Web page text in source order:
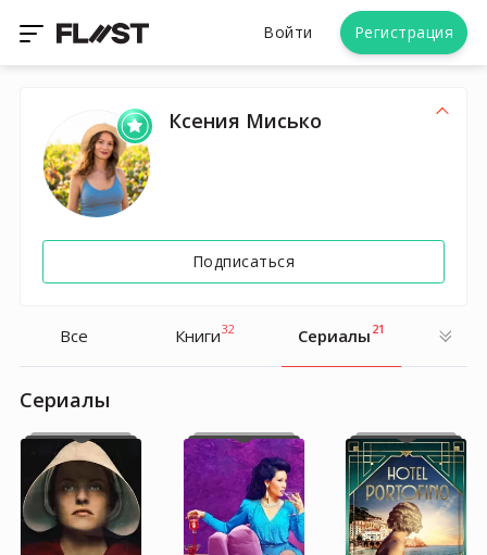
Войти Регистрация
Ксения Мисько
Подписаться
Все Книги32 Cериалы 21
Cериалы